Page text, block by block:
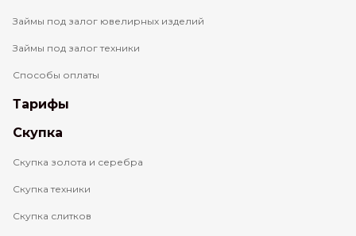
Займы под залог ювелирных изделий
Займы под залог техники
Способы оплаты
Тарифы
Скупка
Скупка золота и серебра
Скупка техники
Скупка слитков